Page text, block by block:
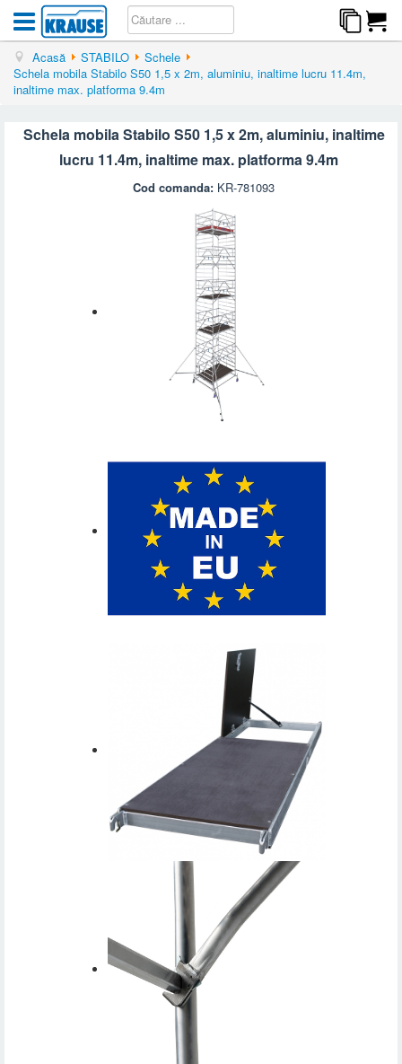
Acasă STABILO
Schele
Schela mobila Stabilo S50 1,5 x 2m, aluminiu, inaltime lucru 11.4m,
inaltime max. platforma 9.4m
Schela mobila Stabilo S50 1,5 x 2m, aluminiu, inaltime
lucru 11.4m, inaltime max. platforma 9.4m
Cod comanda: KR-781093